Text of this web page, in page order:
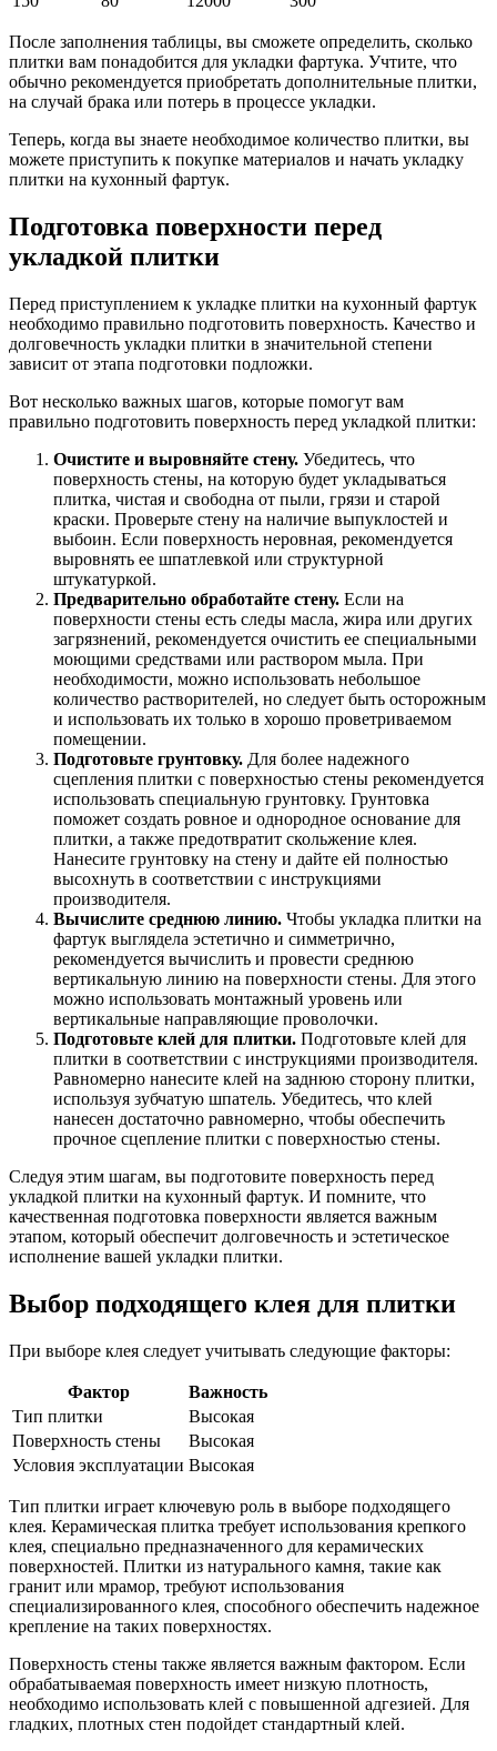
После заполнения таблицы, вы сможете определить, сколько
плитки вам понадобится для укладки фартука. Учтите, что
обычно рекомендуется приобретать дополнительные плитки,
на случай брака или потерь в процессе укладки.
Теперь, когда вы знаете необходимое количество плитки, вы
можете приступить к покупке материалов и начать укладку
плитки на кухонный фартук.
Подготовка поверхности перед
укладкой плитки
Перед приступлением к укладке плитки на кухонный фартук
необходимо правильно подготовить поверхность. Качество и
долговечность укладки плитки в значительной степени
зависит от этапа подготовки подложки.
Вот несколько важных шагов, которые помогут вам
правильно подготовить поверхность перед укладкой плитки:
Очистите и выровняйте стену. Убедитесь, что
поверхность стены, на которую будет укладываться
плитка, чистая и свободна от пыли, грязи и старой
краски. Проверьте стену на наличие выпуклостей и
выбоин. Если поверхность неровная, рекомендуется
выровнять ее шпатлевкой или структурной
штукатуркой.
Предварительно обработайте стену. Если на
поверхности стены есть следы масла, жира или других
загрязнений, рекомендуется очистить ее специальными
моющими средствами или раствором мыла. При
необходимости, можно использовать небольшое
количество растворителей, но следует быть осторожным
и использовать их только в хорошо проветриваемом
помещении.
Подготовьте грунтовку. Для более надежного
сцепления плитки с поверхностью стены рекомендуется
использовать специальную грунтовку. Грунтовка
поможет создать ровное и однородное основание для
плитки, а также предотвратит скольжение клея.
Нанесите грунтовку на стену и дайте ей полностью
высохнуть в соответствии с инструкциями
производителя.
Вычислите среднюю линию. Чтобы укладка плитки на
фартук выглядела эстетично и симметрично,
рекомендуется вычислить и провести среднюю
вертикальную линию на поверхности стены. Для этого
можно использовать монтажный уровень или
вертикальные направляющие проволочки.
Подготовьте клей для плитки. Подготовьте клей для
плитки в соответствии с инструкциями производителя.
Равномерно нанесите клей на заднюю сторону плитки,
используя зубчатую шпатель. Убедитесь, что клей
нанесен достаточно равномерно, чтобы обеспечить
прочное сцепление плитки с поверхностью стены.
Следуя этим шагам, вы подготовите поверхность перед
укладкой плитки на кухонный фартук. И помните, что
качественная подготовка поверхности является важным
этапом, который обеспечит долговечность и эстетическое
исполнение вашей укладки плитки.
Выбор подходящего клея для плитки
При выборе клея следует учитывать следующие факторы:
Фактор
Важность
Тип плитки
Высокая
Поверхность стены
Высокая
Условия эксплуатации Высокая
Тип плитки играет ключевую роль в выборе подходящего
клея. Керамическая плитка требует использования крепкого
клея, специально предназначенного для керамических
поверхностей. Плитки из натурального камня, такие как
гранит или мрамор, требуют использования
специализированного клея, способного обеспечить надежное
крепление на таких поверхностях.
Поверхность стены также является важным фактором. Если
обрабатываемая поверхность имеет низкую плотность,
необходимо использовать клей с повышенной адгезией. Для
гладких, плотных стен подойдет стандартный клей.